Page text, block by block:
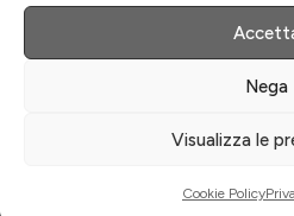
Nega
Visualizza le
Cookie Policy
Strumenti di2026 Menexa Srl -